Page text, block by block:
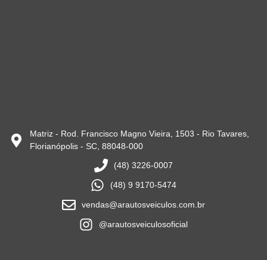
Matriz - Rod. Francisco Magno Vieira, 1503 - Rio Tavares,
Florianópolis - SC, 88048-000
(48) 3226-0007
(48) 9 9170-5474
vendas@arautosveiculos.com.br
@arautosveiculosoficial